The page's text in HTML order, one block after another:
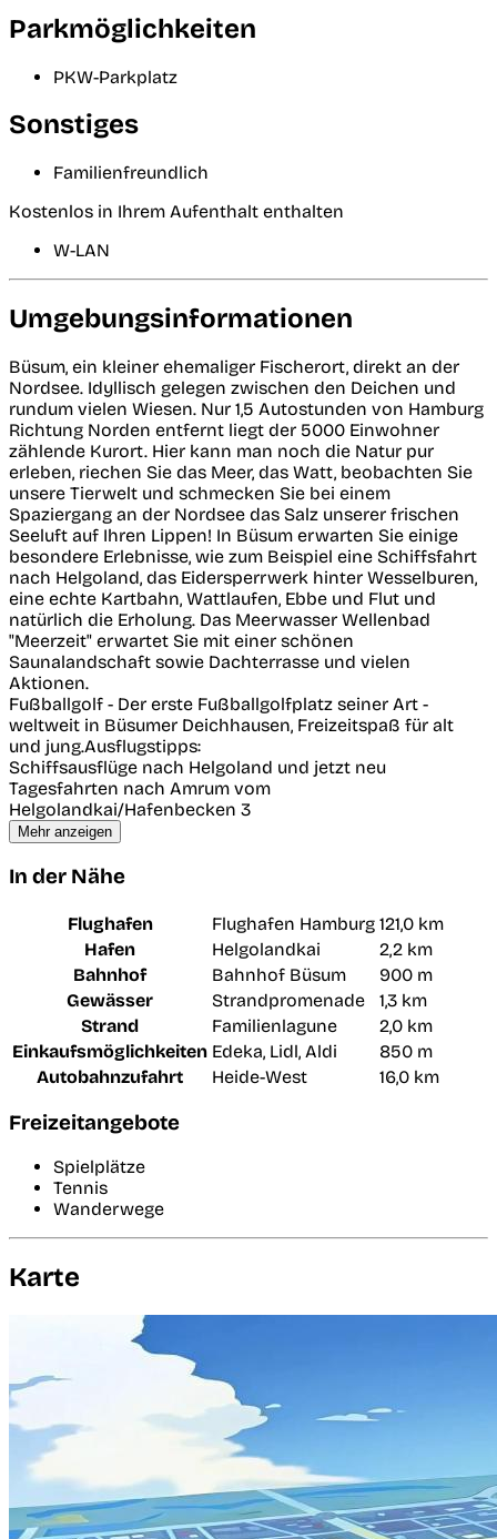
Parkmöglichkeiten
PKW-Parkplatz
Sonstiges
Familienfreundlich
Kostenlos in Ihrem Aufenthalt enthalten
W-LAN
Umgebungsinformationen
Büsum, ein kleiner ehemaliger Fischerort, direkt an der
Nordsee. Idyllisch gelegen zwischen den Deichen und
rundum vielen Wiesen. Nur 1,5 Autostunden von Hamburg
Richtung Norden entfernt liegt der 5000 Einwohner
zählende Kurort. Hier kann man noch die Natur pur
erleben, riechen Sie das Meer, das Watt, beobachten Sie
unsere Tierwelt und schmecken Sie bei einem
Spaziergang an der Nordsee das Salz unserer frischen
Seeluft auf Ihren Lippen! In Büsum erwarten Sie einige
besondere Erlebnisse, wie zum Beispiel eine Schiffsfahrt
nach Helgoland, das Eidersperrwerk hinter Wesselburen,
eine echte Kartbahn, Wattlaufen, Ebbe und Flut und
natürlich die Erholung. Das Meerwasser Wellenbad
"Meerzeit" erwartet Sie mit einer schönen
Saunalandschaft sowie Dachterrasse und vielen
Aktionen.
Fußballgolf - Der erste Fußballgolfplatz seiner Art -
weltweit in Büsumer Deichhausen, Freizeitspaß für alt
und jung.Ausflugstipps:
Schiffsausflüge nach Helgoland und jetzt neu
Tagesfahrten nach Amrum vom
Helgolandkai/Hafenbecken 3
Mehr anzeigen
In der Nähe
Flughafen Flughafen Hamburg 121,0 km
Hafen
Helgolandkai
2,2 km
Bahnhof
Bahnhof Büsum
900 m
Gewässer
Strandpromenade
1,3 km
Strand
Familienlagune
2,0 km
Einkaufsmöglichkeiten Edeka, Lidl, Aldi
850 m
Autobahnzufahrt
Heide-West 16,0 km
Freizeitangebote
Spielplätze
Tennis
Wanderwege
Karte